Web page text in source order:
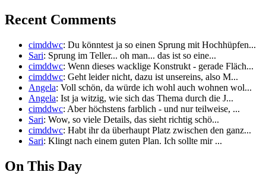
Recent Comments
cimddwc: Du könntest ja so einen Sprung mit Hochhüpfen...
Sari: Sprung im Teller... oh man... das ist so eine...
cimddwc: Wenn dieses wacklige Konstrukt - gerade Fläch...
cimddwc: Geht leider nicht, dazu ist unsereins, also M...
Angela: Voll schön, da würde ich wohl auch wohnen wol...
Angela: Ist ja witzig, wie sich das Thema durch die J...
cimddwc: Aber höchstens farblich - und nur teilweise, ...
Sari: Wow, so viele Details, das sieht richtig schö...
cimddwc: Habt ihr da überhaupt Platz zwischen den ganz...
Sari: Klingt nach einem guten Plan. Ich sollte mir ...
On This Day